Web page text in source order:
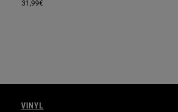
31,99€
VINYL